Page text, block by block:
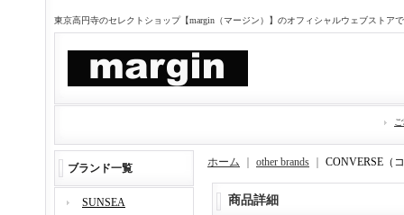
東京高円寺のセレクトショップ【margin（マージン）】のオフィシャルウェブストア
ブランド一覧
SUNSEA
ホーム other brands CONVERSE（
商品詳細